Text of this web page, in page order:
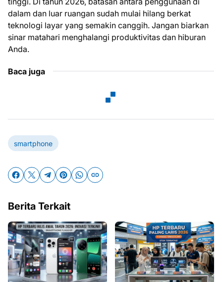
dalam dan luar ruangan sudah mulai hilang berkat
teknologi layar yang semakin canggih. Jangan biarkan
sinar matahari menghalangi produktivitas dan hiburan
Anda.
Baca juga
smartphone
Berita Terkait